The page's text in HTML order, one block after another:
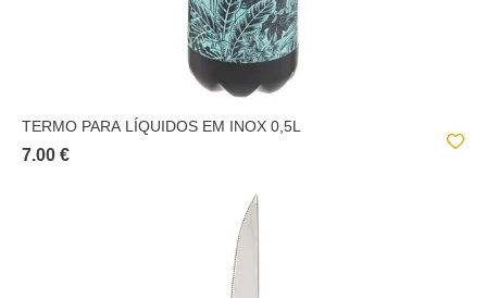
TERMO PARA LÍQUIDOS EM INOX 0,5L
7.00 €